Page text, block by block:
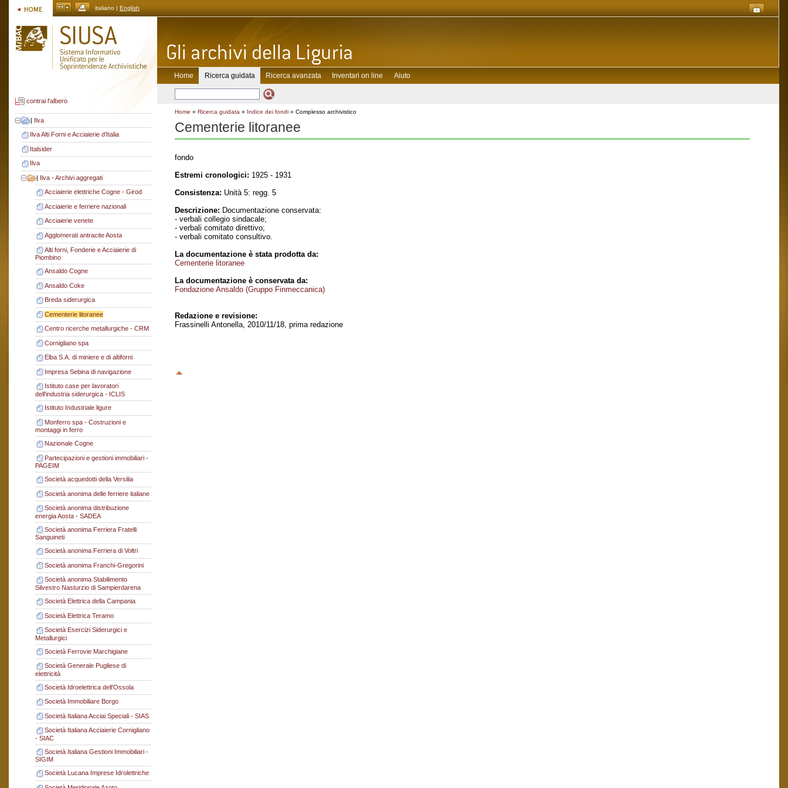
italiano | English
contrai l'albero
| Ilva
Ilva Alti Forni e Acciaierie d’Italia
Italsider
Ilva
| Ilva - Archivi aggregati
Acciaierie elettriche Cogne - Girod
Acciaierie e ferriere nazionali
Acciaierie venete
Agglomerati antracite Aosta
Alti forni, Fonderie e Acciaierie di
Piombino
Ansaldo Cogne
Ansaldo Coke
Breda siderurgica
Cementerie litoranee
Centro ricerche metallurgiche - CRM
Cornigliano spa
Elba S.A. di miniere e di altiforni
Impresa Sebina di navigazione
Istituto case per lavoratori
dell'industria siderurgica - ICLIS
Istituto Industriale ligure
Monferro spa - Costruzioni e
montaggi in ferro
Nazionale Cogne
Partecipazioni e gestioni immobiliari -
PAGEIM
Società acquedotti della Versilia
Società anonima delle ferriere italiane
Società anonima distribuzione
energia Aosta - SADEA
Società anonima Ferriera Fratelli
Sanguineti
Società anonima Ferriera di Voltri
Società anonima Franchi-Gregorini
Società anonima Stabilimento
Silvestro Nasturzio di Sampierdarena
Società Elettrica della Campania
Società Elettrica Teramo
Società Esercizi Siderurgici e
Metallurgici
Società Ferrovie Marchigiane
Società Generale Pugliese di
elettricità
Società Idroelettrica dell'Ossola
Società Immobiliare Borgo
Società Italiana Acciai Speciali - SIAS
Società Italiana Acciaierie Cornigliano
- SIAC
Società Italiana Gestioni Immobiliari -
SIGIM
Società Lucana Imprese Idrolettriche
Home Ricerca guidata Ricerca avanzata Inventari on line Aiuto
Home » Ricerca guidata » Indice dei fondi » Complesso archivistico
Cementerie litoranee
fondo
Estremi cronologici: 1925 - 1931
Consistenza: Unità 5: regg. 5
Descrizione: Documentazione conservata:
- verbali collegio sindacale;
- verbali comitato direttivo;
- verbali comitato consultivo.
La documentazione è stata prodotta da:
Cementerie litoranee
La documentazione è conservata da:
Fondazione Ansaldo (Gruppo Finmeccanica)
Redazione e revisione:
Frassinelli Antonella, 2010/11/18, prima redazione